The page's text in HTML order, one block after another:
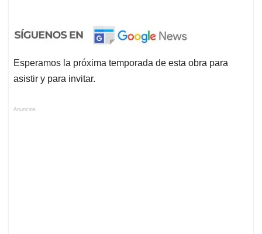
Esperamos la próxima temporada de esta obra para
asistir y para invitar.
Anuncios.